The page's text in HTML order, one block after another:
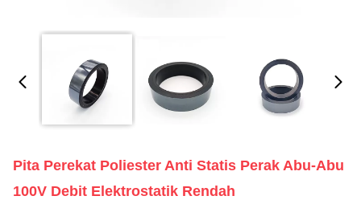
Pita Perekat Poliester Anti Statis Perak Abu-Abu
100V Debit Elektrostatik Rendah